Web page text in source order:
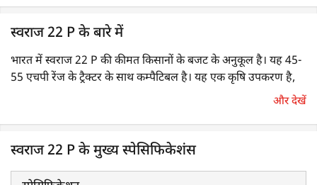
स्वराज 22 P के बारे में
भारत में स्वराज 22 P की कीमत किसानों के बजट के अनुकूल है। यह 45-
55 एचपी रेंज के ट्रैक्टर के साथ कम्पैटिबल है। यह एक कृषि उपकरण है,
जिसका उपयोग मिट्टी में आलू के कंदों को बोने या रोपने के लिए किया जाता
कंदों को मिट्टी से भी ढक देता है।
स्वराज 22 P के मुख्य स्पेसिफिकेशंस एवं फीचर्स क्या हैं?
और देखें
स्वराज 22 P के मुख्य स्पेसिफिकेशंस